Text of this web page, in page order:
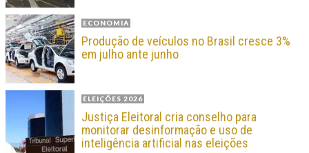
ECONOMIA
Produção de veículos no Brasil cresce 3%
em julho ante junho
ELEIÇÕES 2026
Justiça Eleitoral cria conselho para
monitorar desinformação e uso de
inteligência artificial nas eleições